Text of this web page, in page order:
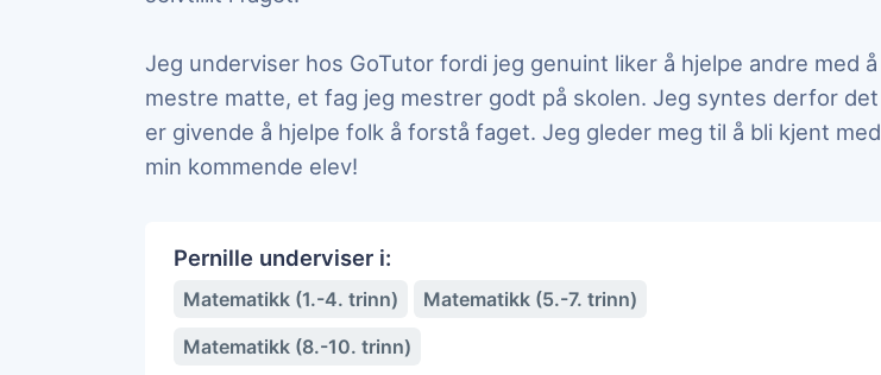
Jeg underviser hos GoTutor fordi jeg genuint liker å hjelpe andre med å
mestre matte, et fag jeg mestrer godt på skolen. Jeg syntes derfor det
er givende å hjelpe folk å forstå faget. Jeg gleder meg til å bli kjent med
min kommende elev!
Pernille underviser i:
Matematikk (1.-4. trinn)
Matematikk (5.-7. trinn)
Matematikk (8.-10. trinn)